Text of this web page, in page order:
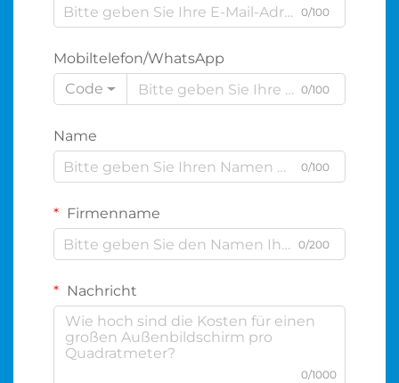
0/100
Mobiltelefon/WhatsApp
Code
0/100
Name
0/100
Firmenname
0/200
Nachricht
0/1000